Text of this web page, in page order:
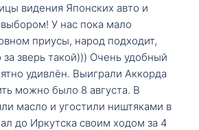
видения Японских авто и
У нас пока мало
приусы, народ подходит,
зверь такой))) Очень удобный
удивлён. Выиграли Аккорда
можно было 8 августа. В
масло и угостили ништяками в
до Иркутска своим ходом за 4